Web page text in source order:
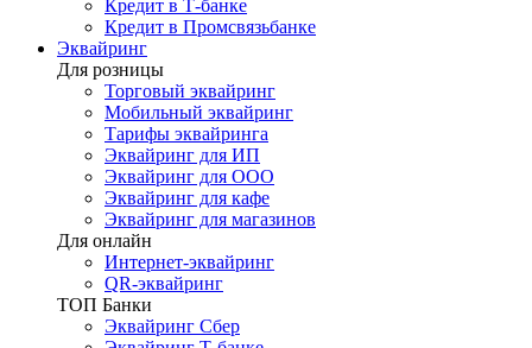
Кредит в Т-банке
Кредит в Промсвязьбанке
Эквайринг
Для розницы
Торговый эквайринг
Мобильный эквайринг
Тарифы эквайринга
Эквайринг для ИП
Эквайринг для ООО
Эквайринг для кафе
Эквайринг для магазинов
Для онлайн
Интернет-эквайринг
QR-эквайринг
ТОП Банки
Эквайринг Сбер